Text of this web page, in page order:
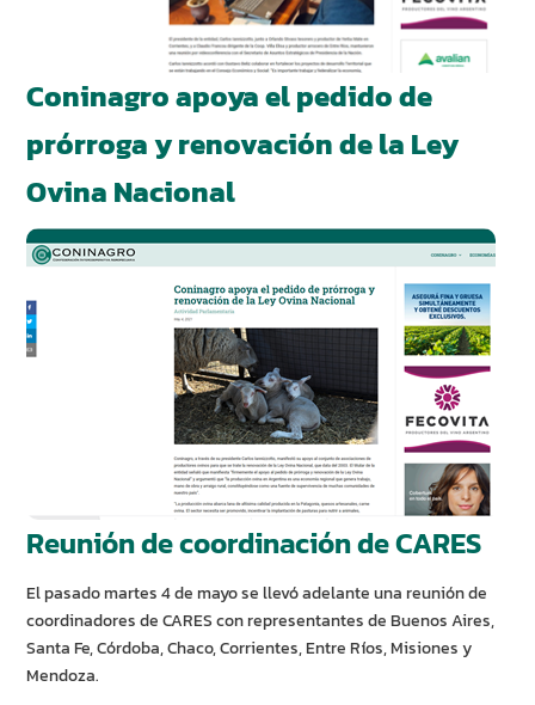
Coninagro apoya el pedido de
prórroga y renovación de la Ley
Ovina Nacional
Reunión de coordinación de CARES
El pasado martes 4 de mayo se llevó adelante una reunión de
coordinadores de CARES con representantes de Buenos Aires,
Santa Fe, Córdoba, Chaco, Corrientes, Entre Ríos, Misiones y
Mendoza.